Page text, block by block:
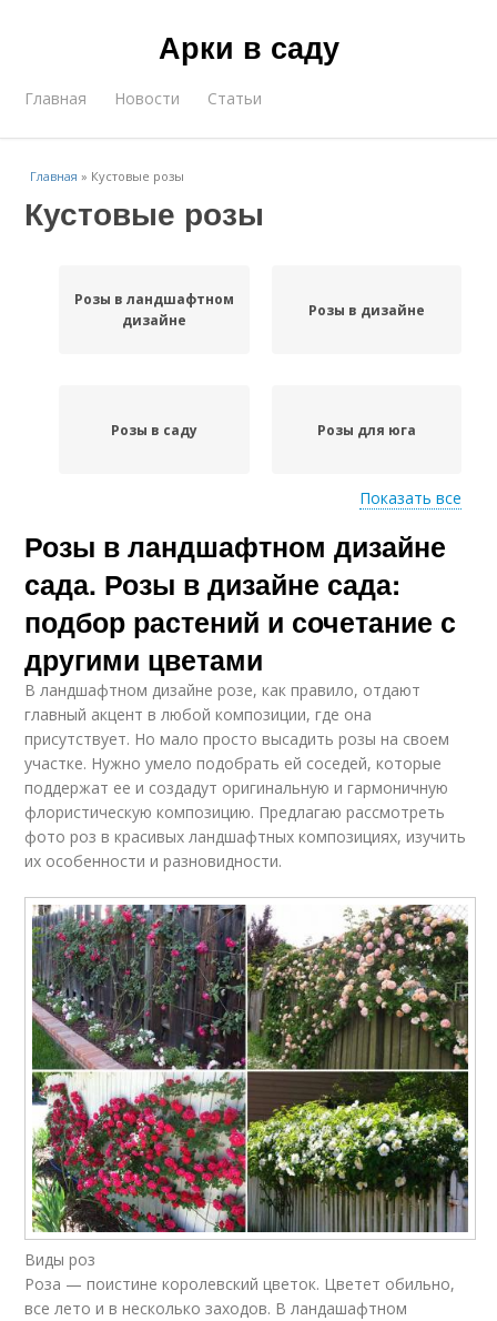
Арки в саду
Главная Новости Статьи
Главная » Кустовые розы
Кустовые розы
Розы в ландшафтном
дизайне
Розы в дизайне
Розы в саду Розы для юга
Розы на юге Розы для новичков
Парковые розы
Композиции с розами
Показать все
Розы в ландшафтном дизайне
сада. Розы в дизайне сада:
подбор растений и сочетание с
другими цветами
В ландшафтном дизайне розе, как правило, отдают
главный акцент в любой композиции, где она
присутствует. Но мало просто высадить розы на своем
участке. Нужно умело подобрать ей соседей, которые
поддержат ее и создадут оригинальную и гармоничную
флористическую композицию. Предлагаю рассмотреть
фото роз в красивых ландшафтных композициях, изучить
их особенности и разновидности.
Виды роз
Роза — поистине королевский цветок. Цветет обильно,
все лето и в несколько заходов. В ландашафтном